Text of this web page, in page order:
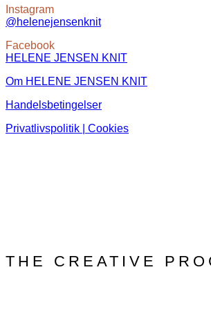
Instagram
@helenejensenknit
Facebook
HELENE JENSEN KNIT
Om HELENE JENSEN KNIT
Handelsbetingelser
Privatlivspolitik | Cookies
THE CREATIVE